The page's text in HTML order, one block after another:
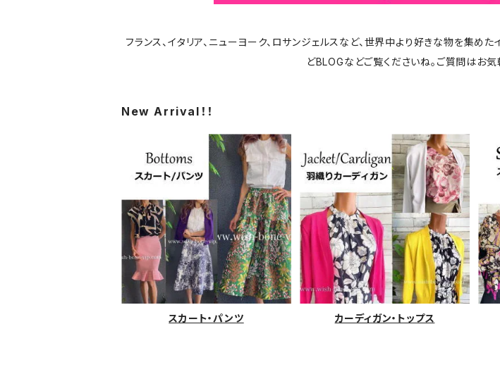
フランス、イタリア、ニューヨーク、ロサンジェルスなど、世界中より好きな物を集め
どBLOGなどご覧くださいね。ご質問はお気
New Arrival！！
スカート・パンツ カーディガン・トップス